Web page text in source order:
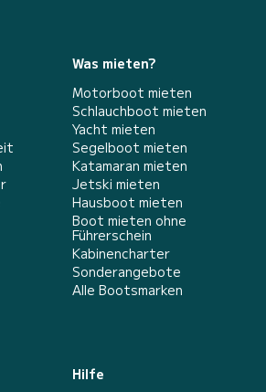
Was mieten?
Motorboot mieten
Schlauchboot mieten
Yacht mieten
Segelboot mieten
Katamaran mieten
Jetski mieten
Hausboot mieten
Boot mieten ohne
Führerschein
Kabinencharter
Sonderangebote
Alle Bootsmarken
Hilfe